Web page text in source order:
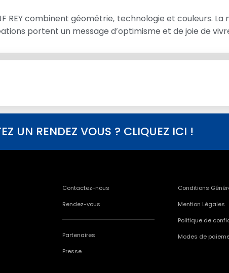
combinent géométrie, technologie et couleurs. La
portent un message d’optimisme et de joie de
UN RENDEZ VOUS ? CLIQUEZ ICI !
Contactez-nous
Rendez-vous
Partenaires
Presse
Conditions
Mention Légales
Politique de
Modes de